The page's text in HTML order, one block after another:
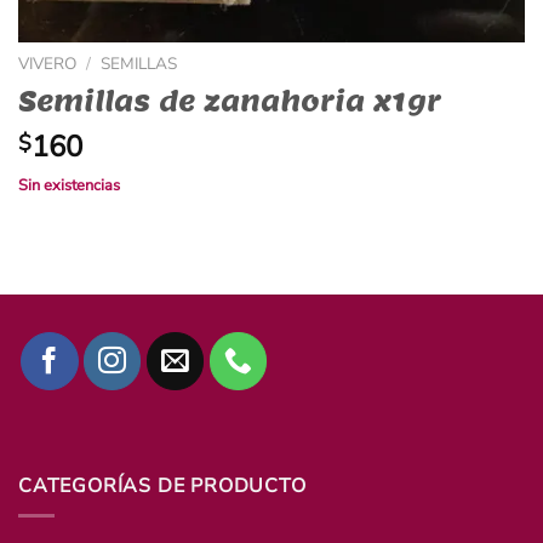
VIVERO / SEMILLAS
Semillas de zanahoria x1gr
$160
Sin existencias
CATEGORÍAS DE PRODUCTO